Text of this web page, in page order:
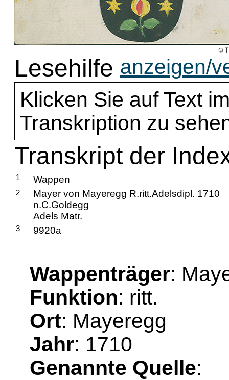
Lesehilfe anzeigen/
Klicken Sie auf Text
Transkription zu
Transkript der
1 Wappen
2
Mayer von Mayeregg R.ritt.Adelsdipl. 1710
n.C.Goldegg
Adels Matr.
3 9920a
Wappenträger:
Funktion: ritt.
Ort: Mayeregg
Jahr: 1710
Genannte Quelle: